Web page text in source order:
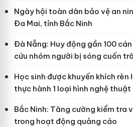
Ngày hội toàn dân bảo vệ an
Đa Mai, tỉnh Bắc Ninh
Đà Nẵng: Huy động gần 100
cứu nhóm người bị sóng cuốn
Học sinh được khuyến khích rèn
thực hành 1 loại hình nghệ thuật
Bắc Ninh: Tăng cường kiểm tra
trong hoạt động quảng cáo